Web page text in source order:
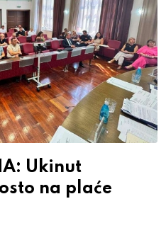
Ukinut
na plaće